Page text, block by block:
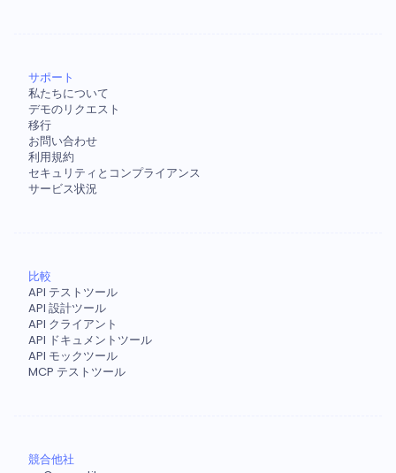
サポート
私たちについて
デモのリクエスト
移行
お問い合わせ
利用規約
セキュリティとコンプライアンス
サービス状況
比較
API テストツール
API 設計ツール
API クライアント
API ドキュメントツール
API モックツール
MCP テストツール
競合他社